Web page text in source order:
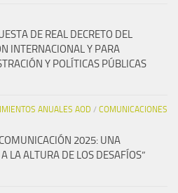
DE REAL DECRETO DEL
INTERNACIONAL Y PARA
Y POLÍTICAS PÚBLICAS
ANUALES AOD / COMUNICACIONES
2025: UNA
LA ALTURA DE LOS DESAFÍOS”